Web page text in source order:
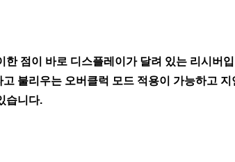
한 점이 바로 디스플레이가 달려 있는 리시버
고 불리우는 오버클럭 모드 적용이 가능하고
습니다.